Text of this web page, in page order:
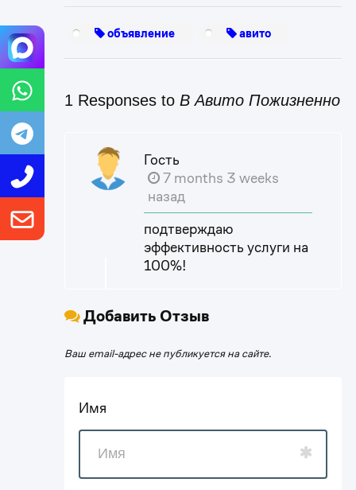
объявление авито
1 Responses to В Авито Пожизненно
Гость
7 months 3 weeks
назад
подтверждаю
эффективность услуги на
100%!
Добавить Отзыв
Ваш email-адрес не публикуется на сайте.
Имя